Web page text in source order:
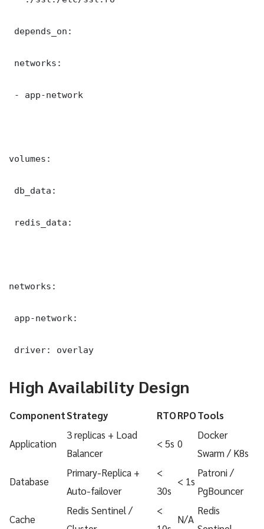
depends_on:
networks:
- app-network
volumes:
db_data:
redis_data:
networks:
app-network:
driver: overlay
High Availability Design
ComponentStrategy RTORPOTools
Application
3 replicas + Load
Balancer
< 5s 0
Docker
Swarm / K8s
Database
Primary-Replica +
Auto-failover
<
30s
< 1s
Patroni /
PgBouncer
Cache
Redis Sentinel /
<
N/A
Redis